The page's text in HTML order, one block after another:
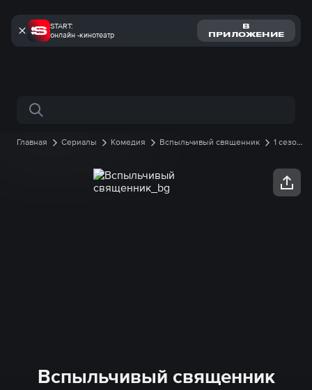
START:
онлайн -кинотеатр
В
ПРИЛОЖЕНИЕ
Поиск по сайту
Главная Сериалы Комедия Вспыльчивый священник
1 сезон
Вспыльчивый священник